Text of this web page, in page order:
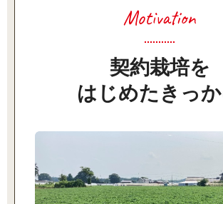
契約栽培を
はじめたきっ